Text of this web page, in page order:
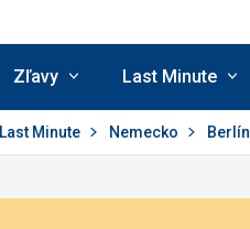
Zľavy Last Minute
Last Minute Nemecko Berlín